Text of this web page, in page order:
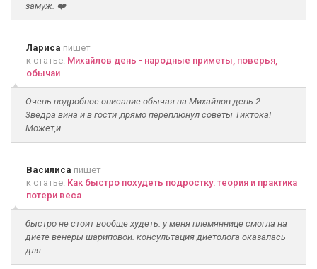
замуж. ❤️
Лариса пишет
к статье: Михайлов день - народные приметы, поверья,
обычаи
Очень подробное описание обычая на Михайлов день.2-
3ведра вина и в гости ,прямо переплюнул советы Тиктока!
Может,и...
Василиса пишет
к статье: Как быстро похудеть подростку: теория и практика
потери веса
быстро не стоит вообще худеть. у меня племяннице смогла на
диете венеры шариповой. консультация диетолога оказалась
для...